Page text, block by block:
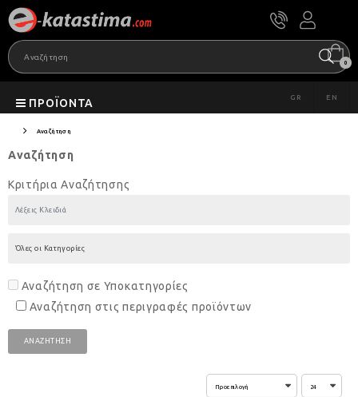
0
ΠΡΟΪΌΝΤΑ GR EN
Αναζήτηση
Αναζήτηση
Κριτήρια Αναζήτησης
Αναζήτηση σε Υποκατηγορίες
Αναζήτηση στις περιγραφές προϊόντων